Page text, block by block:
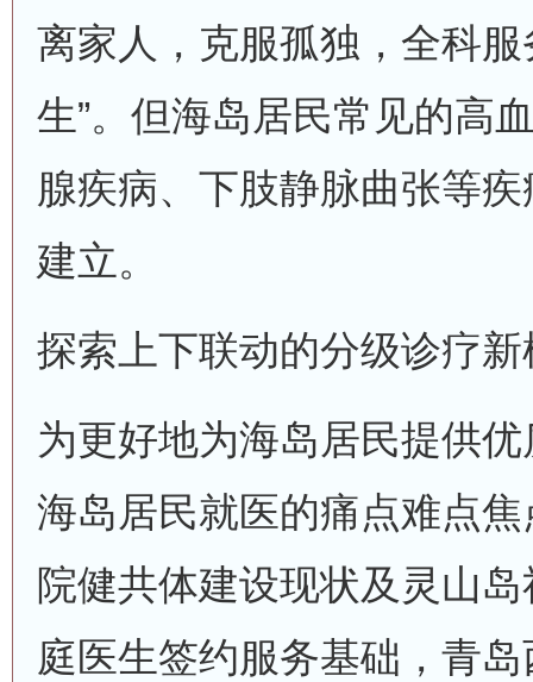
离家人，克服孤独，全科
生”。但海岛居民常见的高
腺疾病、下肢静脉曲张等
建立。
探索上下联动的分级诊疗新
为更好地为海岛居民提供
海岛居民就医的痛点难点
院健共体建设现状及灵山
庭医生签约服务基础，青